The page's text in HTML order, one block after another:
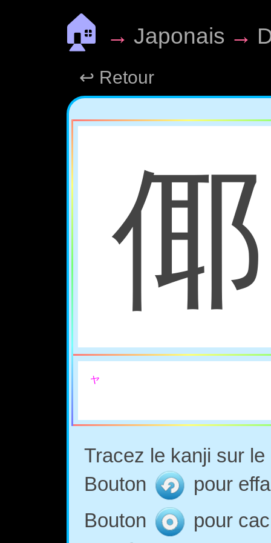
🏠 → Japonais →
↩ Retour
ヤ
Tracez le kanji sur
Bouton
pour
Bouton
pour